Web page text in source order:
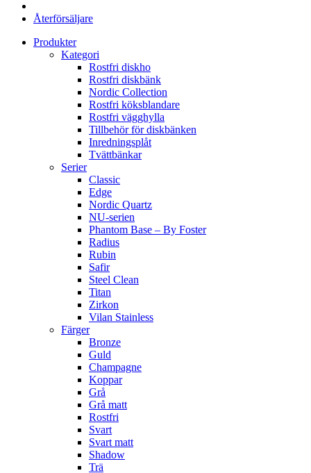
Återförsäljare
Produkter
Kategori
Rostfri diskho
Rostfri diskbänk
Nordic Collection
Rostfri köksblandare
Rostfri vägghylla
Tillbehör för diskbänken
Inredningsplåt
Tvättbänkar
Serier
Classic
Edge
Nordic Quartz
NU-serien
Phantom Base – By Foster
Radius
Rubin
Safir
Steel Clean
Titan
Zirkon
Vilan Stainless
Färger
Bronze
Guld
Champagne
Koppar
Grå
Grå matt
Rostfri
Svart
Svart matt
Shadow
Trä